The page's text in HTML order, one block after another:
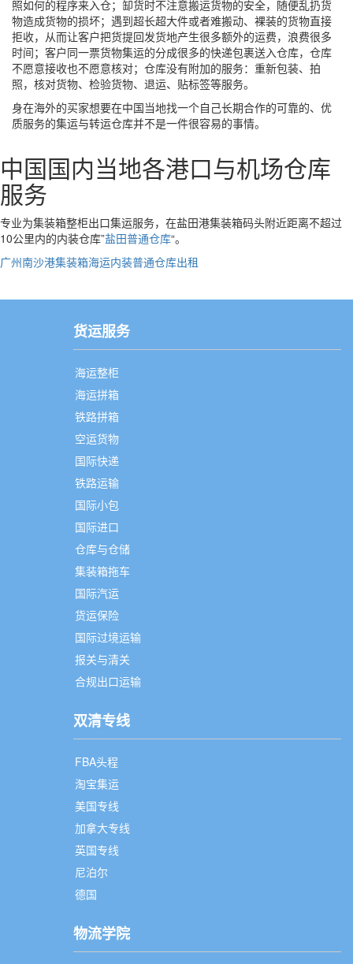
照如何的程序来入仓；缷货时不注意搬运货物的安全，随便乱扔货
物造成货物的损坏；遇到超长超大件或者难搬动、裸装的货物直接
拒收，从而让客户把货提回发货地产生很多额外的运费，浪费很多
时间；客户同一票货物集运的分成很多的快递包裹送入仓库，仓库
不愿意接收也不愿意核对；仓库没有附加的服务：重新包装、拍
照，核对货物、检验货物、退运、贴标签等服务。
身在海外的买家想要在中国当地找一个自己长期合作的可靠的、优
质服务的集运与转运仓库并不是一件很容易的事情。
中国国内当地各港口与机场仓库
服务
专业为集装箱整柜出口集运服务，在盐田港集装箱码头附近距离不超过
10公里内的内装仓库”盐田普通仓库“。
广州南沙港集装箱海运内装普通仓库出租
货运服务
海运整柜
海运拼箱
铁路拼箱
空运货物
国际快递
铁路运输
国际小包
国际进口
仓库与仓储
集装箱拖车
国际汽运
货运保险
国际过境运输
报关与清关
合规出口运输
双清专线
FBA头程
淘宝集运
美国专线
加拿大专线
英国专线
尼泊尔
德国
物流学院